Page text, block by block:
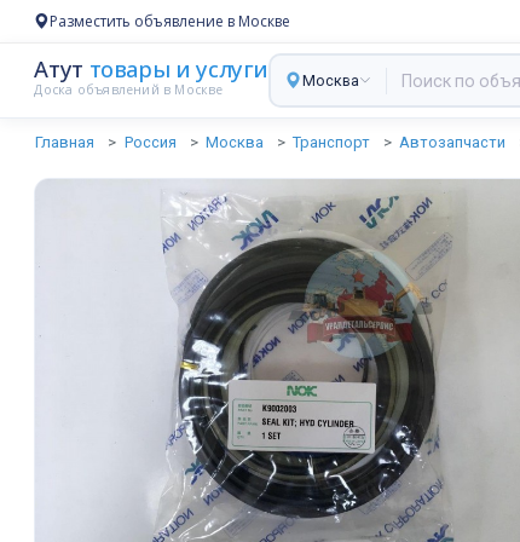
Разместить объявление в Москве
Атут товары и услуги
Доска объявлений в Москве
Москва
Главная Россия Москва Транспорт Автозапчасти